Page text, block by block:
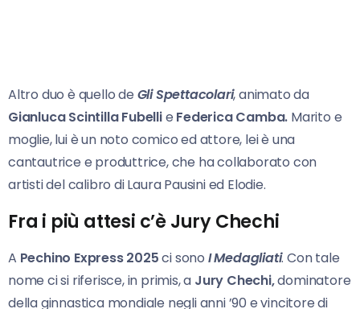
Altro duo è quello de Gli Spettacolari, animato da
Gianluca Scintilla Fubellie Federica Camba. Marito e
moglie, lui è un noto comico ed attore, lei è una
cantautrice e produttrice, che ha collaborato con
artisti del calibro di Laura Pausini ed Elodie.
Fra i più attesi c’è Jury Chechi
A Pechino Express 2025ci sono I Medagliati. Con tale
nome ci si riferisce, in primis, a Jury Chechi,dominatore
della ginnastica mondiale negli anni ’90 e vincitore di